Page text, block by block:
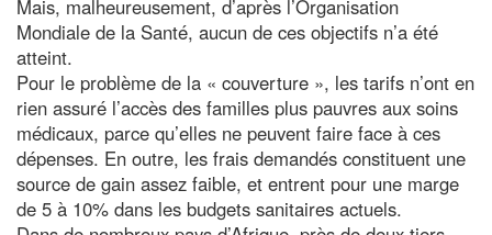
Mais, malheureusement, d’après l’Organisation
Mondiale de la Santé, aucun de ces objectifs n’a été
atteint.
Pour le problème de la « couverture », les tarifs n’ont en
rien assuré l’accès des familles plus pauvres aux soins
médicaux, parce qu’elles ne peuvent faire face à ces
dépenses. En outre, les frais demandés constituent une
source de gain assez faible, et entrent pour une marge
de 5 à 10% dans les budgets sanitaires actuels.